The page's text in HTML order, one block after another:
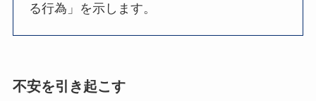
る行為」を示します。
不安を引き起こす